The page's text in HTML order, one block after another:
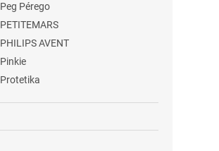
Peg Pérego
PETITEMARS
PHILIPS AVENT
Pinkie
Protetika